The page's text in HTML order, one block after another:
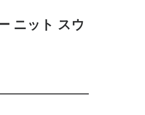
ニット スウ